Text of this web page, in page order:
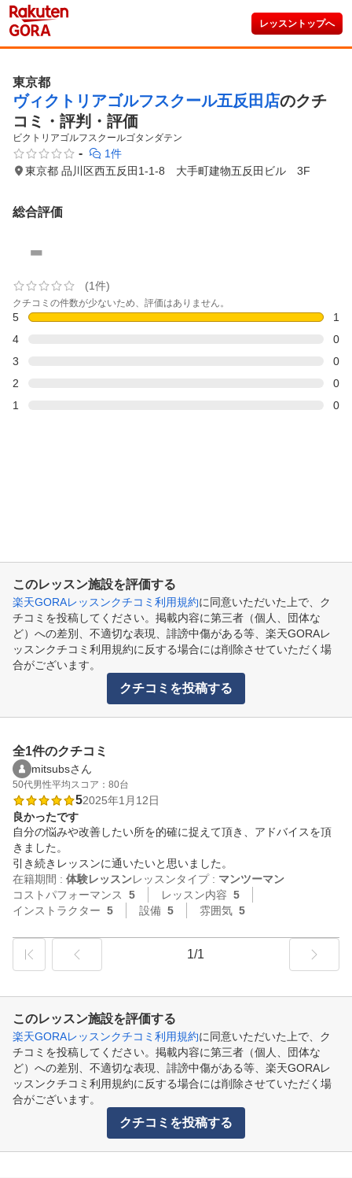
レッスントップへ
東京都
ヴィクトリアゴルフスクール五反田店のクチ
コミ・評判・評価
ビクトリアゴルフスクールゴタンダテン
-
1件
東京都 品川区西五反田1-1-8 大手町建物五反田ビル 3F
総合評価
-
(1件)
クチコミの件数が少ないため、評価はありません。
5
1
4
0
3
0
2
0
1
0
このレッスン施設を評価する
楽天GORAレッスンクチコミ利用規約に同意いただいた上で、ク
チコミを投稿してください。掲載内容に第三者（個人、団体な
ど）への差別、不適切な表現、誹謗中傷がある等、楽天GORAレ
ッスンクチコミ利用規約に反する場合には削除させていただく場
合がございます。
クチコミを投稿する
全1件のクチコミ
mitsubsさん
50代男性平均スコア：80台
52025年1月12日
良かったです
自分の悩みや改善したい所を的確に捉えて頂き、アドバイスを頂
きました。
引き続きレッスンに通いたいと思いました。
在籍期間 : 体験レッスンレッスンタイプ : マンツーマン
コストパフォーマンス
5 レッスン内容 5
インストラクター 5 設備 5 雰囲気 5
1/1
このレッスン施設を評価する
楽天GORAレッスンクチコミ利用規約に同意いただいた上で、ク
チコミを投稿してください。掲載内容に第三者（個人、団体な
ど）への差別、不適切な表現、誹謗中傷がある等、楽天GORAレ
ッスンクチコミ利用規約に反する場合には削除させていただく場
合がございます。
クチコミを投稿する